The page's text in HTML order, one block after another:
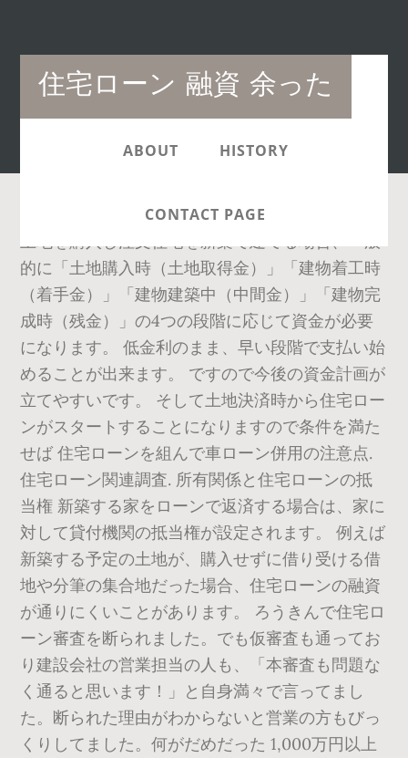
住宅ローン 融資 余った
Main
navigation
ABOUT HISTORY
CONTACT PAGE
土地を購入し注文住宅を新築で建てる場合、一般
的に「土地購入時（土地取得金）」「建物着工時
（着手金）」「建物建築中（中間金）」「建物完
成時（残金）」の4つの段階に応じて資金が必要
になります。 低金利のまま、早い段階で支払い始
めることが出来ます。 ですので今後の資金計画が
立てやすいです。 そして土地決済時から住宅ロー
ンがスタートすることになりますので条件を満た
せば 住宅ローンを組んで車ローン併用の注意点.
住宅ローン関連調査. 所有関係と住宅ローンの抵
当権 新築する家をローンで返済する場合は、家に
対して貸付機関の抵当権が設定されます。 例えば
新築する予定の土地が、購入せずに借り受ける借
地や分筆の集合地だった場合、住宅ローンの融資
が通りにくいことがあります。 ろうきんで住宅ロ
ーン審査を断られました。でも仮審査も通ってお
り建設会社の営業担当の人も、「本審査も問題な
く通ると思います！」と自身満々で言ってまし
た。断られた理由がわからないと営業の方もびっ
くりしてました。何がだめだった 1,000万円以上